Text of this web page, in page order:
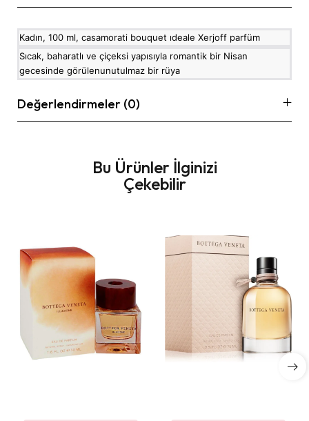
Kadın, 100 ml, casamorati bouquet ıdeale Xerjoff parfüm
Sıcak, baharatlı ve çiçeksi yapısıyla romantik bir Nisan
gecesinde görülenunutulmaz bir rüya
Değerlendirmeler (0)
Bu Ürünler İlginizi
Çekebilir